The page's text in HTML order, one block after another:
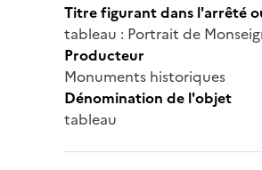
Titre figurant dans l'arrêté
tableau : Portrait de
Producteur
Monuments historiques
Dénomination de l'objet
tableau